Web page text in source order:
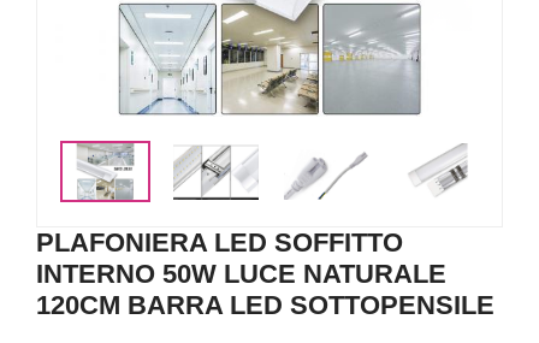
PLAFONIERA LED SOFFITTO
INTERNO 50W LUCE NATURALE
120CM BARRA LED SOTTOPENSILE